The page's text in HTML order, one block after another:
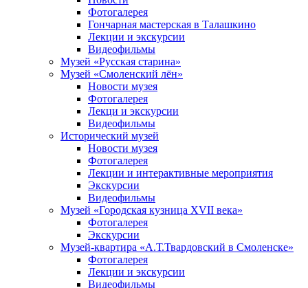
Фотогалерея
Гончарная мастерская в Талашкино
Лекции и экскурсии
Видеофильмы
Музей «Русская старина»
Музей «Смоленский лён»
Новости музея
Фотогалерея
Лекци и экскурсии
Видеофильмы
Исторический музей
Новости музея
Фотогалерея
Лекции и интерактивные мероприятия
Экскурсии
Видеофильмы
Музей «Городская кузница XVII века»
Фотогалерея
Экскурсии
Музей-квартира «А.Т.Твардовский в Смоленске»
Фотогалерея
Лекции и экскурсии
Видеофильмы